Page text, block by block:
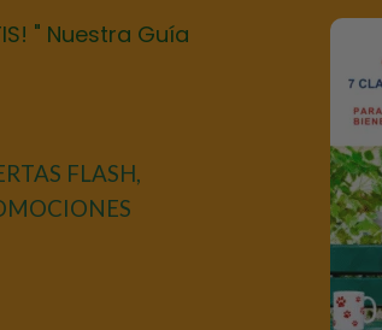
" Nuestra Guía
FLASH,